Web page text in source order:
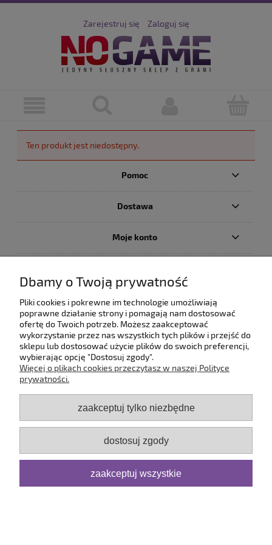
Zarejestruj się Zaloguj się
Ten produkt jest niedostępny.
Pomoc
Dostawa
Moje konto
O firmie
pokaż pełną wersję strony
Sklep internetowy Shoper.pl
Dbamy o Twoją prywatność
Pliki cookies i pokrewne im technologie umożliwiają
poprawne działanie strony i pomagają nam dostosować
ofertę do Twoich potrzeb. Możesz zaakceptować
wykorzystanie przez nas wszystkich tych plików i przejść do
sklepu lub dostosować użycie plików do swoich preferencji,
wybierając opcję "Dostosuj zgody".
Więcej o plikach cookies przeczytasz w naszej Polityce
prywatności.
zaakceptuj tylko niezbędne
dostosuj zgody
zaakceptuj wszystkie